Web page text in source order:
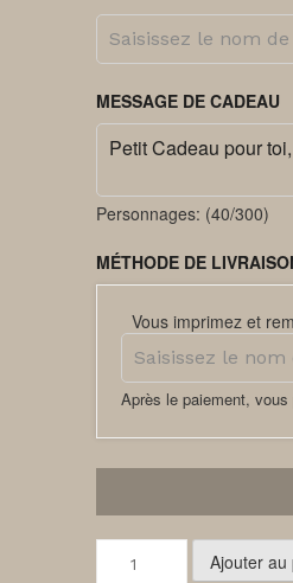
MESSAGE DE CADEAU
Personnages: (40/300)
MÉTHODE DE
Vous imprimez et
Après le paiement,
Ajouter au